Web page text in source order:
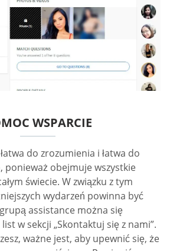
WSPARCIE
do zrozumienia i łatwa do
ponieważ obejmuje wszystkie
świecie. W związku z tym
wydarzeń powinna być
assistance można się
w sekcji „Skontaktuj się z nami”.
ważne jest, aby upewnić się, że